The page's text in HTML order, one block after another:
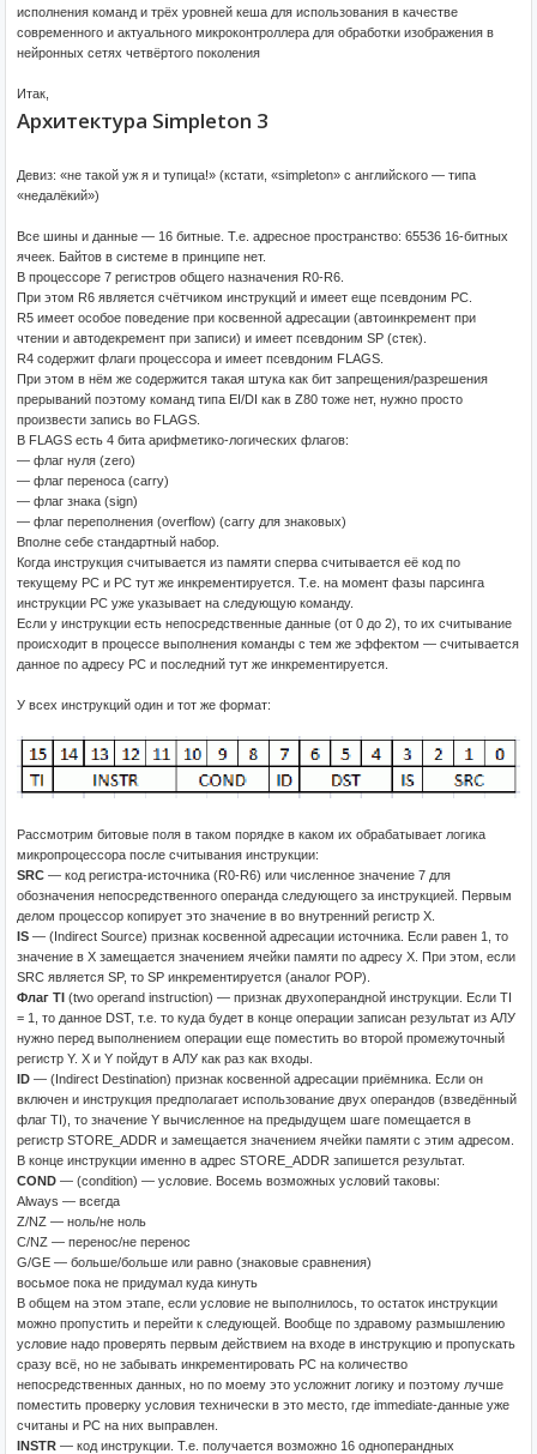
исполнения команд и трёх уровней кеша для использования в качестве
современного и актуального микроконтроллера для обработки изображения в
нейронных сетях четвёртого поколения
Итак,
Архитектура Simpleton 3
Девиз: «не такой уж я и тупица!» (кстати, «simpleton» с английского — типа
«недалёкий»)
Все шины и данные — 16 битные. Т.е. адресное пространство: 65536 16-битных
ячеек. Байтов в системе в принципе нет.
В процессоре 7 регистров общего назначения R0-R6.
При этом R6 является счётчиком инструкций и имеет еще псевдоним PC.
R5 имеет особое поведение при косвенной адресации (автоинкремент при
чтении и автодекремент при записи) и имеет псевдоним SP (стек).
R4 содержит флаги процессора и имеет псевдоним FLAGS.
При этом в нём же содержится такая штука как бит запрещения/разрешения
прерываний поэтому команд типа EI/DI как в Z80 тоже нет, нужно просто
произвести запись во FLAGS.
В FLAGS есть 4 бита арифметико-логических флагов:
— флаг нуля (zero)
— флаг переноса (carry)
— флаг знака (sign)
— флаг переполнения (overflow) (carry для знаковых)
Вполне себе стандартный набор.
Когда инструкция считывается из памяти сперва считывается её код по
текущему PC и PC тут же инкрементируется. Т.е. на момент фазы парсинга
инструкции PC уже указывает на следующую команду.
Если у инструкции есть непосредственные данные (от 0 до 2), то их считывание
происходит в процессе выполнения команды с тем же эффектом — считывается
данное по адресу PC и последний тут же инкрементируется.
У всех инструкций один и тот же формат:
Рассмотрим битовые поля в таком порядке в каком их обрабатывает логика
микропроцессора после считывания инструкции:
SRC — код регистра-источника (R0-R6) или численное значение 7 для
обозначения непосредственного операнда следующего за инструкцией. Первым
делом процессор копирует это значение в во внутренний регистр X.
IS — (Indirect Source) признак косвенной адресации источника. Если равен 1, то
значение в X замещается значением ячейки памяти по адресу X. При этом, если
SRC является SP, то SP инкрементируется (аналог POP).
Флаг TI (two operand instruction) — признак двухоперандной инструкции. Если TI
= 1, то данное DST, т.е. то куда будет в конце операции записан результат из АЛУ
нужно перед выполнением операции еще поместить во второй промежуточный
регистр Y. X и Y пойдут в АЛУ как раз как входы.
ID — (Indirect Destination) признак косвенной адресации приёмника. Если он
включен и инструкция предполагает использование двух операндов (взведённый
флаг TI), то значение Y вычисленное на предыдущем шаге помещается в
регистр STORE_ADDR и замещается значением ячейки памяти с этим адресом.
В конце инструкции именно в адрес STORE_ADDR запишется результат.
COND — (condition) — условие. Восемь возможных условий таковы:
Always — всегда
Z/NZ — ноль/не ноль
C/NZ — перенос/не перенос
G/GE — больше/больше или равно (знаковые сравнения)
восьмое пока не придумал куда кинуть
В общем на этом этапе, если условие не выполнилось, то остаток инструкции
можно пропустить и перейти к следующей. Вообще по здравому размышлению
условие надо проверять первым действием на входе в инструкцию и пропускать
сразу всё, но не забывать инкрементировать PC на количество
непосредственных данных, но по моему это усложнит логику и поэтому лучше
поместить проверку условия технически в это место, где immediate-данные уже
считаны и PC на них выправлен.
INSTR — код инструкции. Т.е. получается возможно 16 одноперандных